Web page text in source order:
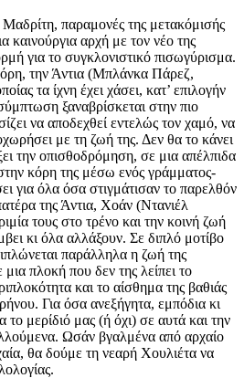
παραμονές της μετακόμισής
καινούργια αρχή με τον νέο της
για το συγκλονιστικό πισωγύρισμα.
την Άντια (Μπλάνκα Πάρεζ,
τα ίχνη έχει χάσει, κατ’ επιλογήν
ξαναβρίσκεται στην πιο
να αποδεχθεί εντελώς τον χαμό, να
με τη ζωή της. Δεν θα το κάνει
την οπισθοδρόμηση, σε μια απέλπιδα
κόρη της μέσω ενός γράμματος-
για όλα όσα στιγμάτισαν το παρελθόν
της Άντια, Χοάν (Ντανιέλ
τους στο τρένο και την κοινή ζωή
κι όλα αλλάξουν. Σε διπλό μοτίβο
παράλληλα η ζωή της
πλοκή που δεν της λείπει το
και το αίσθημα της βαθιάς
Για όσα ανεξήγητα, εμπόδια κι
το μερίδιό μας (ή όχι) σε αυτά και την
Ωσάν βγαλμένα από αρχαίο
θα δούμε τη νεαρή Χουλιέτα να